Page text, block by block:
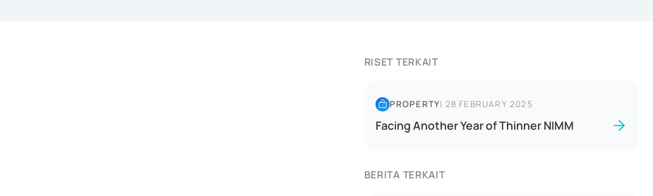
RISET TERKAIT
PROPERTY| 28 FEBRUARY 2025
Facing Another Year of Thinner NIMM
BERITA TERKAIT